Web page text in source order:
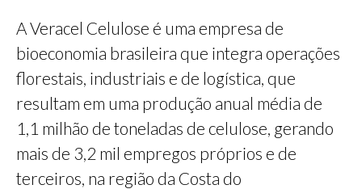
A Veracel Celulose é uma empresa de
bioeconomia brasileira que integra operações
florestais, industriais e de logística, que
resultam em uma produção anual média de
1,1 milhão de toneladas de celulose, gerando
mais de 3,2 mil empregos próprios e de
terceiros, na região da Costa do